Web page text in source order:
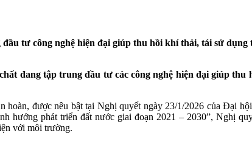
tư công nghệ hiện đại giúp thu hồi khí thải, tái sử dụng
đang tập trung đầu tư các công nghệ hiện đại giúp
được nêu bật tại Nghị quyết ngày 23/1/2026 của Đại
hướng phát triển đất nước giai đoạn 2021 – 2030”, Nghị
với môi trường.